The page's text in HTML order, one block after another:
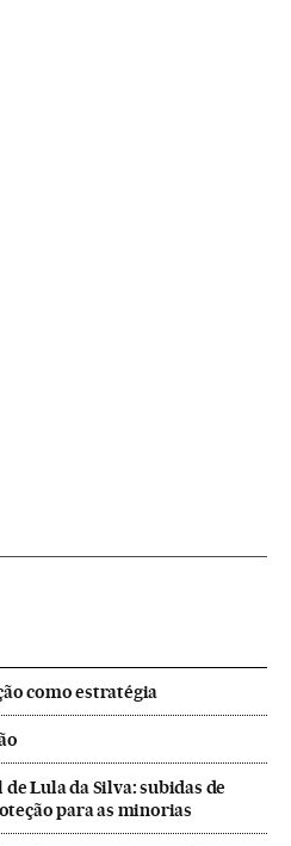
como estratégia
Lula da Silva: subidas de
para as minorias